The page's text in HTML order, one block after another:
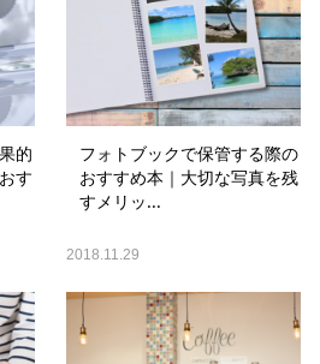
的
す
フォトブックで保管する際の
おすすめ本｜大切な写真を残
すメリッ...
2018.11.29